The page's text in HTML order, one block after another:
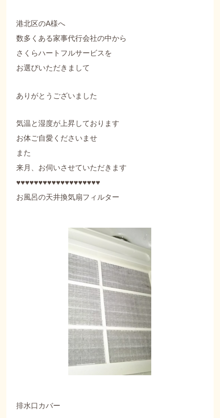
港北区のA様へ
数多くある家事代行会社の中から
さくらハートフルサービスを
お選びいただきまして
ありがとうございました
気温と湿度が上昇しております
お体ご自愛くださいませ
また
来月、お伺いさせていただきます
♥♥♥♥♥♥♥♥♥♥♥♥♥♥♥♥♥♥♥
お風呂の天井換気扇フィルター
排水口カバー